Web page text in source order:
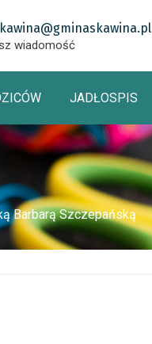
wiadomość
JADŁOSPIS
Barbarą Szczepańską